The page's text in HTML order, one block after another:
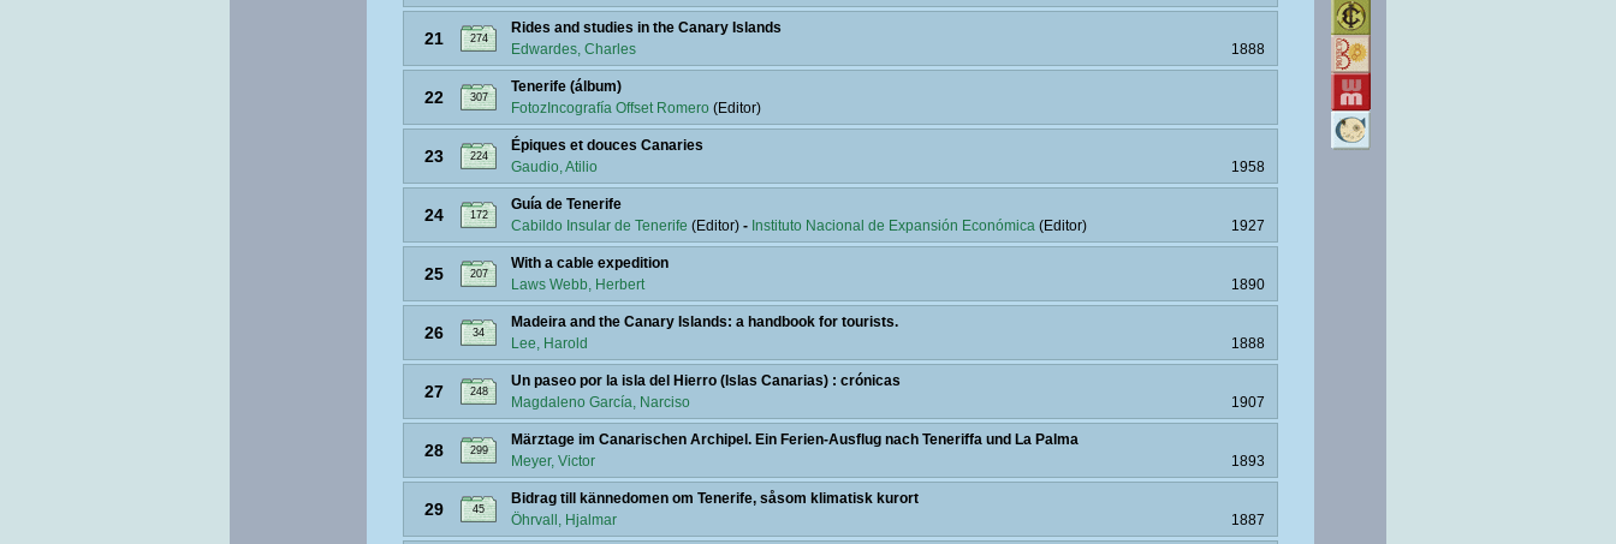
21 274
Rides and studies in the Canary Islands
Edwardes, Charles
1888
22 307
Tenerife (álbum)
FotozIncografía Offset Romero (Editor)
23 224
Épiques et douces Canaries
Gaudio, Atilio
1958
24 172
Guía de Tenerife
Cabildo Insular de Tenerife (Editor) - Instituto Nacional de Expansión Económica (Editor) 1927
25 207
With a cable expedition
Laws Webb, Herbert
1890
26 34
Madeira and the Canary Islands: a handbook for tourists.
Lee, Harold
1888
27 248
Un paseo por la isla del Hierro (Islas Canarias) : crónicas
Magdaleno García, Narciso
1907
28 299
Märztage im Canarischen Archipel. Ein Ferien-Ausflug nach Teneriffa und La Palma
Meyer, Victor
1893
29 45
Bidrag till kännedomen om Tenerife, såsom klimatisk kurort
Öhrvall, Hjalmar
1887